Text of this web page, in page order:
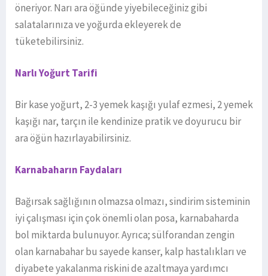
öneriyor. Narı ara öğünde yiyebileceğiniz gibi
salatalarınıza ve yoğurda ekleyerek de
tüketebilirsiniz.
Narlı Yoğurt Tarifi
Bir kase yoğurt, 2-3 yemek kaşığı yulaf ezmesi, 2 yemek
kaşığı nar, tarçın ile kendinize pratik ve doyurucu bir
ara öğün hazırlayabilirsiniz.
Karnabaharın Faydaları
Bağırsak sağlığının olmazsa olmazı, sindirim sisteminin
iyi çalışması için çok önemli olan posa, karnabaharda
bol miktarda bulunuyor. Ayrıca; sülforandan zengin
olan karnabahar bu sayede kanser, kalp hastalıkları ve
diyabete yakalanma riskini de azaltmaya yardımcı